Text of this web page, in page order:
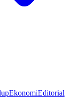
EkonomiEditorial